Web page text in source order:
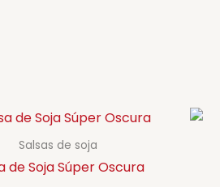
Salsas de soja
de Soja Súper Oscura